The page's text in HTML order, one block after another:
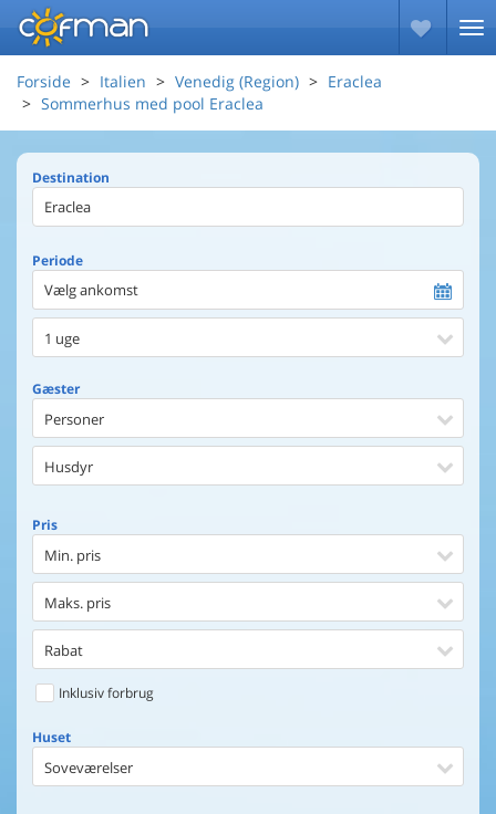
Forside Italien Venedig (Region)
Eraclea
Sommerhus med pool Eraclea
Destination
Periode
Vælg ankomst
1 uge
Gæster
Personer
Husdyr
Pris
Min. pris
Maks. pris
Rabat
Inklusiv forbrug
Huset
Soveværelser